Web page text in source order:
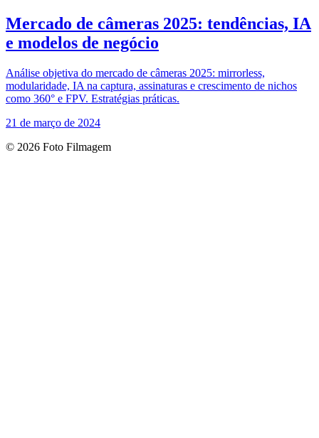
Mercado de câmeras 2025: tendências, IA
e modelos de negócio
Análise objetiva do mercado de câmeras 2025: mirrorless,
modularidade, IA na captura, assinaturas e crescimento de nichos
como 360° e FPV. Estratégias práticas.
21 de março de 2024
© 2026 Foto Filmagem